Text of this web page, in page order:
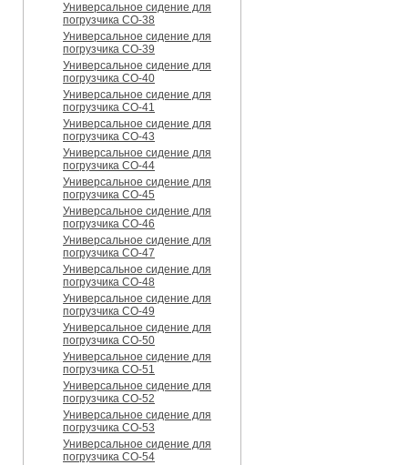
Универсальное сидение для
погрузчика CO-38
Универсальное сидение для
погрузчика CO-39
Универсальное сидение для
погрузчика CO-40
Универсальное сидение для
погрузчика CO-41
Универсальное сидение для
погрузчика CO-43
Универсальное сидение для
погрузчика CO-44
Универсальное сидение для
погрузчика CO-45
Универсальное сидение для
погрузчика CO-46
Универсальное сидение для
погрузчика CO-47
Универсальное сидение для
погрузчика CO-48
Универсальное сидение для
погрузчика CO-49
Универсальное сидение для
погрузчика CO-50
Универсальное сидение для
погрузчика CO-51
Универсальное сидение для
погрузчика CO-52
Универсальное сидение для
погрузчика CO-53
Универсальное сидение для
погрузчика CO-54